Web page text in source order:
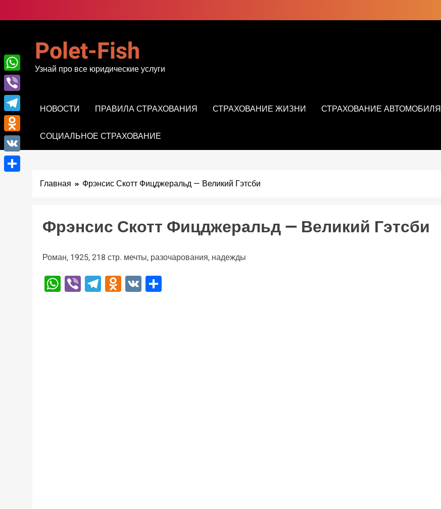
к
Polet-Fish
Узнай про все юридические услуги
НОВОСТИ ПРАВИЛА СТРАХОВАНИЯ СТРАХОВАНИЕ ЖИЗНИ СТРАХОВАНИЕ АВТОМОБИЛЯ
СОЦИАЛЬНОЕ СТРАХОВАНИЕ
Главная Фрэнсис Скотт Фицджеральд — Великий Гэтсби
Фрэнсис Скотт Фицджеральд — Великий Гэтсби
Роман, 1925, 218 стр. мечты, разочарования, надежды
WhatsApp
ViberTelegram
Odnoklassniki
VK
WhatsApp
Viber
Telegram
Odnoklassniki
VK
Отправить